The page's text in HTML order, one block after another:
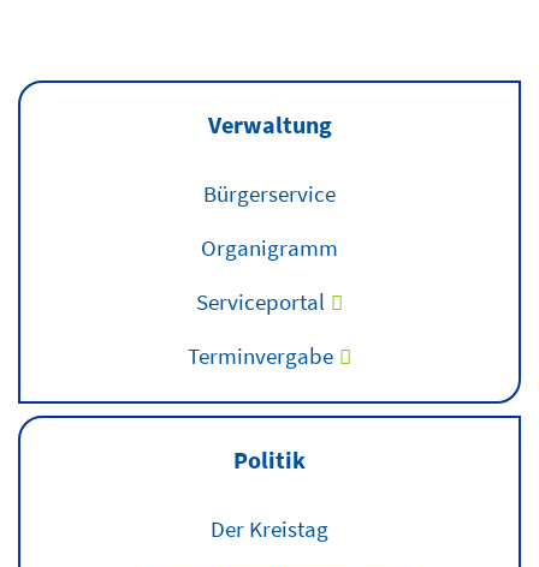
Verwaltung
Bürgerservice
Organigramm
Serviceportal
Terminvergabe
Politik
Der Kreistag